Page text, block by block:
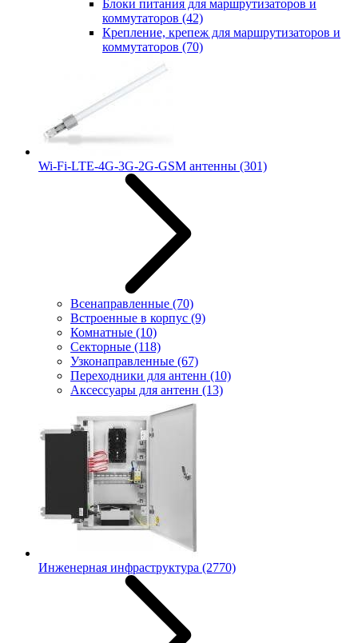
Блоки питания для маршрутизаторов и
коммутаторов (42)
Крепление, крепеж для маршрутизаторов и
коммутаторов (70)
Wi-Fi-LTE-4G-3G-2G-GSM антенны (301)
Всенаправленные (70)
Встроенные в корпус (9)
Комнатные (10)
Секторные (118)
Узконаправленные (67)
Переходники для антенн (10)
Аксессуары для антенн (13)
Инженерная инфраструктура (2770)